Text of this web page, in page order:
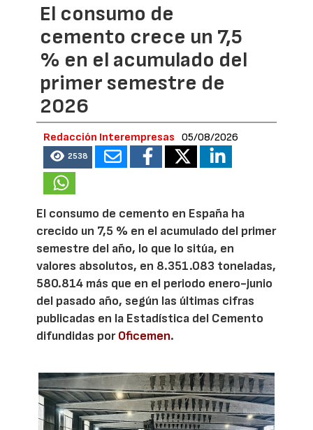
El consumo de
cemento crece un 7,5
% en el acumulado del
primer semestre de
2026
Redacción Interempresas 05/08/2026
2538
El consumo de cemento en España ha
crecido un 7,5 % en el acumulado del primer
semestre del año, lo que lo sitúa, en
valores absolutos, en 8.351.083 toneladas,
580.814 más que en el periodo enero-junio
del pasado año, según las últimas cifras
publicadas en la Estadística del Cemento
difundidas porOficemen.